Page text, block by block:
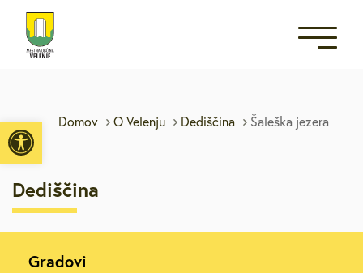
Open toolbar
Domov O Velenju Dediščina Šaleška jezera
Dediščina
Gradovi